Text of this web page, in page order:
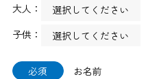
大人：
子供：
必須 お名前